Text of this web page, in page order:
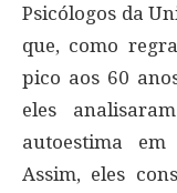
Psicólogos da
que, como
pico aos 60
eles
autoestima em
Assim, eles